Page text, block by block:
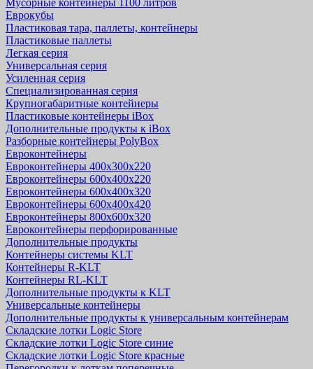
Мусорные контейнеры 1100 литров
Еврокубы
Пластиковая тара, паллеты, контейнеры
Пластиковые паллеты
Легкая серия
Универсальная серия
Усиленная серия
Специализированная серия
Крупногабаритные контейнеры
Пластиковые контейнеры iBox
Дополнительные продукты к iBox
Разборные контейнеры PolyBox
Евроконтейнеры
Евроконтейнеры 400х300х220
Евроконтейнеры 600х400х220
Евроконтейнеры 600х400х320
Евроконтейнеры 600х400х420
Евроконтейнеры 800х600х320
Евроконтейнеры перфорированные
Дополнительные продукты
Контейнеры системы KLT
Контейнеры R-KLT
Контейнеры RL-KLT
Дополнительные продукты к KLT
Универсальные контейнеры
Дополнительные продукты к универсальным контейнерам
Складские лотки Logic Store
Складские лотки Logic Store синие
Складские лотки Logic Store красные